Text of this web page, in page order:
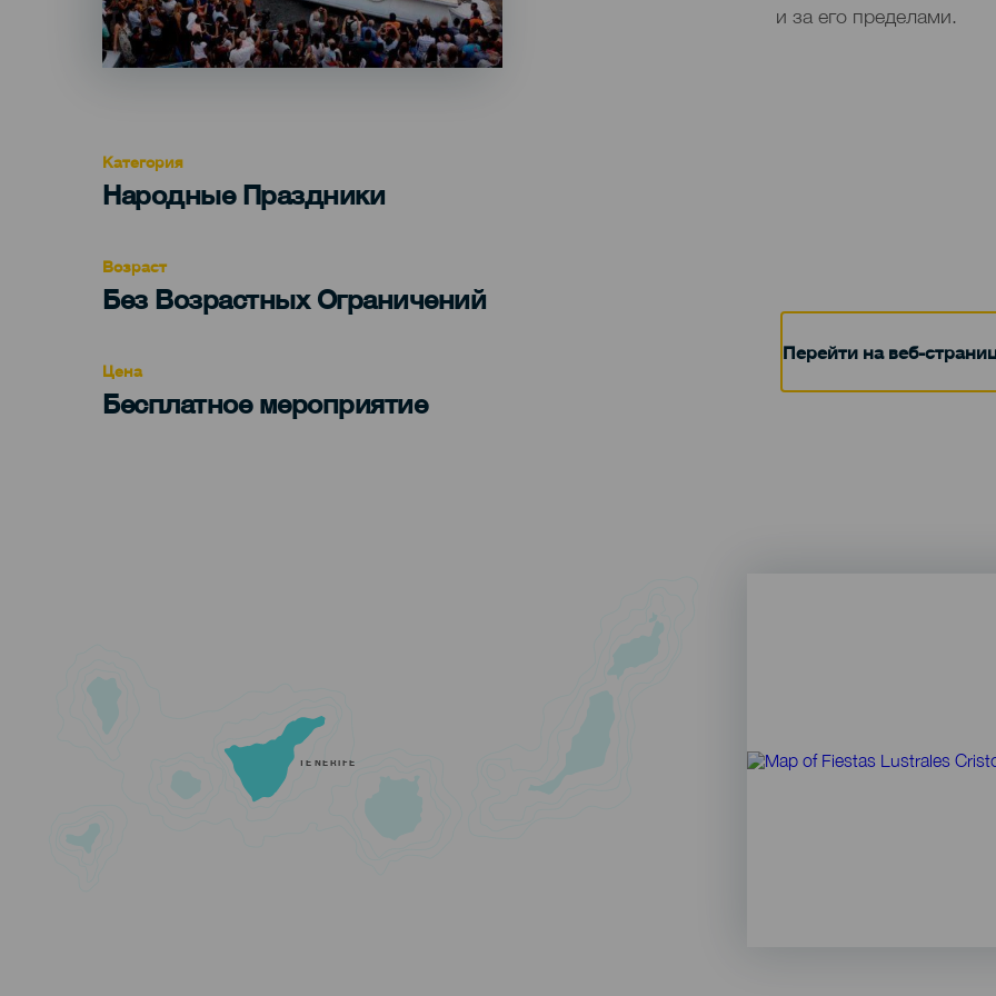
и за его пределами.
Категория
Categoría
del
Народные Праздники
Возраст
Edad
Recomendada
Без Возрастных Ограничений
Цена
Бесплатное мероприятие
Перейти на веб-
TENERIFE